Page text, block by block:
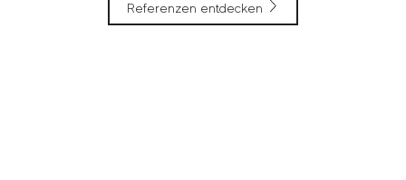
Referenzen entdecken